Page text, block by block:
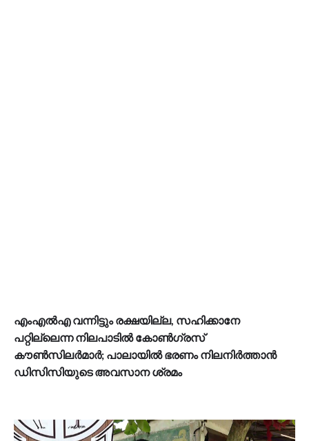
എംഎൽഎ വന്നിട്ടും രക്ഷയില്ല, സഹിക്കാനേ
പറ്റില്ലെന്ന നിലപാടിൽ കോൺഗ്രസ്
കൗൺസിലർമാർ; പാലായിൽ ഭരണം നിലനിർത്താൻ
ഡിസിസിയുടെ അവസാന ശ്രമം